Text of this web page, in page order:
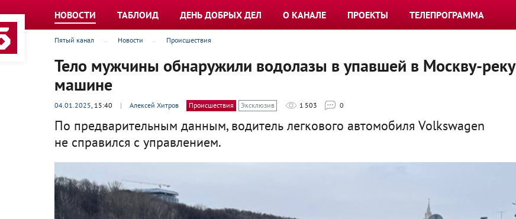
НОВОСТИ ТАБЛОИД ДЕНЬ ДОБРЫХ ДЕЛ О КАНАЛЕ ПРОЕКТЫ ТЕЛЕПРОГРАММА
Пятый канал Новости Происшествия
Тело мужчины обнаружили водолазы в упавшей в Москву-реку
машине
04.01.2025, 15:40 | Алексей Хитров Происшествия Эксклюзив 1 503 0
По предварительным данным, водитель легкового автомобиля Volkswagen
не справился с управлением.